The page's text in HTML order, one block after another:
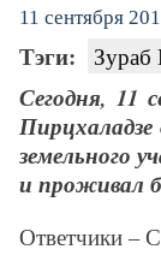
11 сентября
Тэги: Зураб
Сегодня, 11
земельного
и проживал
Ответчики –